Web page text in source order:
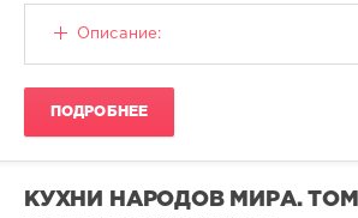
Книги
26
Кулинария,
PDF
Описание:
ПОДРОБНЕЕ
КУХНИ НАРОДОВ МИРА. ТОМ